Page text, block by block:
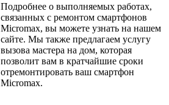
Подробнее о выполняемых работах,
связанных с ремонтом смартфонов
Micromax, вы можете узнать на нашем
сайте. Мы также предлагаем услугу
вызова мастера на дом, которая
позволит вам в кратчайшие сроки
отремонтировать ваш смартфон
Micromax.